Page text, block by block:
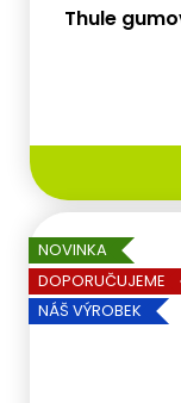
Thule
NOVINKA
DOPORUČUJEME
NÁŠ VÝROBEK